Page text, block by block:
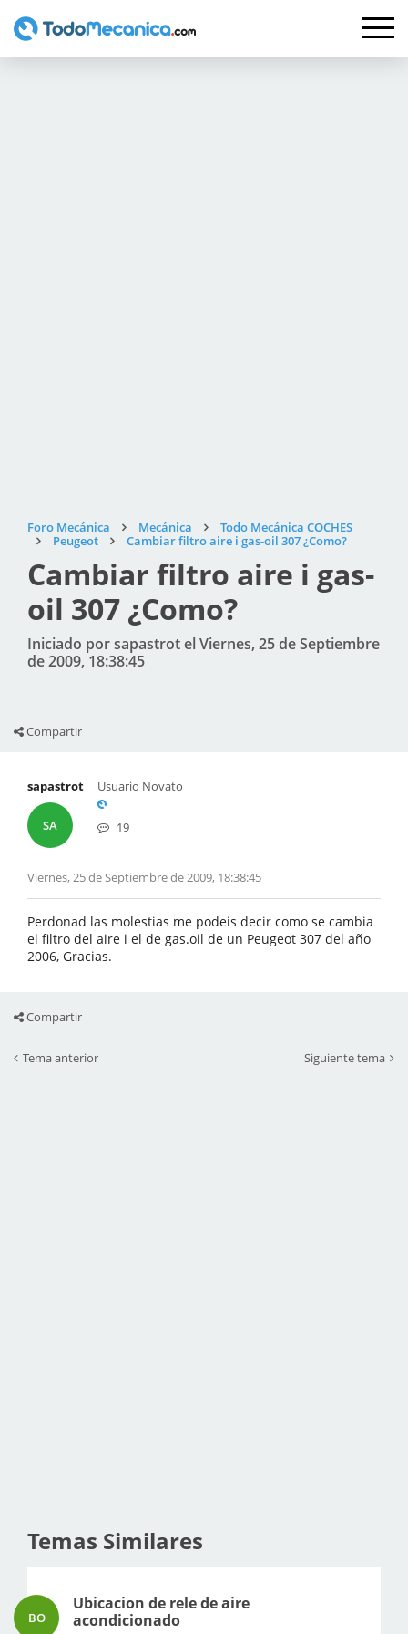
Foro Mecánica Mecánica
Todo Mecánica COCHES
Peugeot
Cambiar filtro aire i gas-oil 307 ¿Como?
Cambiar filtro aire i gas-
oil 307 ¿Como?
Iniciado por sapastrot el Viernes, 25 de Septiembre
de 2009, 18:38:45
Compartir
sapastrot
SA
Usuario Novato
19
Viernes, 25 de Septiembre de 2009, 18:38:45
Perdonad las molestias me podeis decir como se cambia
el filtro del aire i el de gas.oil de un Peugeot 307 del año
2006, Gracias.
Compartir
Tema anterior Siguiente tema
Temas Similares
BO
Ubicacion de rele de aire
acondicionado